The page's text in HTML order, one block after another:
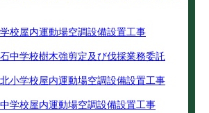
校屋内運動場空調設備設置工事
中学校樹木強剪定及び伐採業務委託
小学校屋内運動場空調設備設置工事
学校屋内運動場空調設備設置工事